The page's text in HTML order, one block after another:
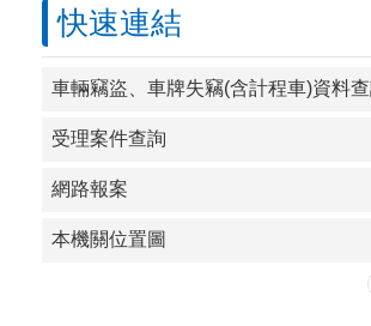
快速連結
車輛竊盜、車牌失竊(含計程車)資料
受理案件查詢
網路報案
本機關位置圖